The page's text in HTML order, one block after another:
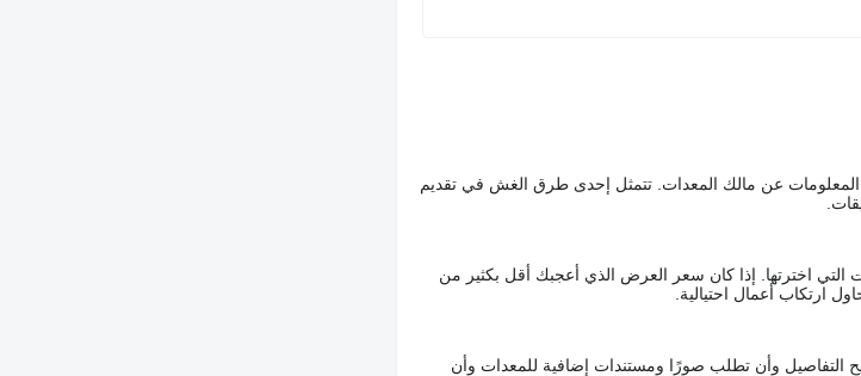
عن مالك المعدات. تتمثل إحدى طرق الغش في تقديم
التي اخترتها. إذا كان سعر العرض الذي أعجبك أقل بكثير من
ارتكاب أعمال احتيالية.
التفاصيل وأن تطلب صورًا ومستندات إضافية للمعدات وأن